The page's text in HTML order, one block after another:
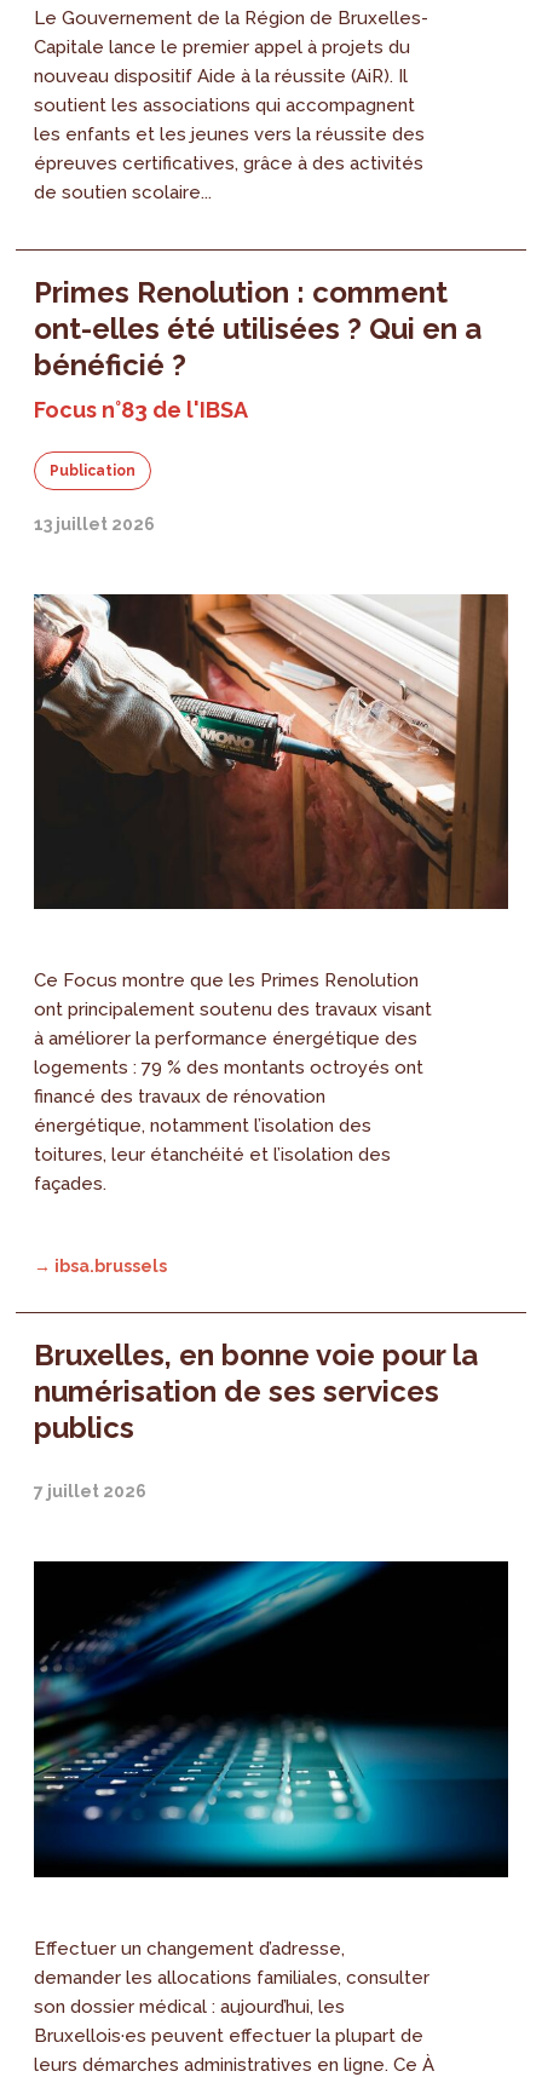
Le Gouvernement de la Région de Bruxelles-
Capitale lance le premier appel à projets du
nouveau dispositif Aide à la réussite (AiR). Il
soutient les associations qui accompagnent
les enfants et les jeunes vers la réussite des
épreuves certificatives, grâce à des activités
de soutien scolaire...
Primes Renolution : comment
ont-elles été utilisées ? Qui en a
bénéficié ?
Focus n°83 de l'IBSA
Publication
13 juillet 2026
Ce Focus montre que les Primes Renolution
ont principalement soutenu des travaux visant
à améliorer la performance énergétique des
logements : 79 % des montants octroyés ont
financé des travaux de rénovation
énergétique, notamment l’isolation des
toitures, leur étanchéité et l’isolation des
façades.
→ ibsa.brussels
Bruxelles, en bonne voie pour la
numérisation de ses services
publics
7 juillet 2026
Effectuer un changement d’adresse,
demander les allocations familiales, consulter
son dossier médical : aujourd’hui, les
Bruxellois·es peuvent effectuer la plupart de
leurs démarches administratives en ligne. Ce À